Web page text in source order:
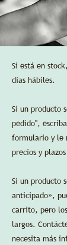
Si está en
días hábiles.
Si un producto
pedido",
formulario y le
precios y
Si un producto
anticipado»,
carrito, pero
largos.
necesita más